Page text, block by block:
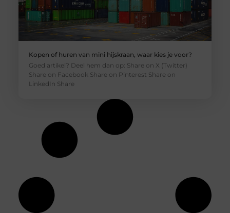
Kopen of huren van mini hijskraan, waar kies je voor?
Goed artikel? Deel hem dan op: Share on X (Twitter)
Share on Facebook Share on Pinterest Share on
LinkedIn Share